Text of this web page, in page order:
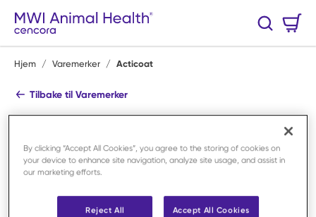
Hopp til hovedinnhold
Søk
Hjem / Varemerker / Acticoat
Tilbake til Varemerker
Acticoat Se alle produkter
Shop By Category
By clicking “Accept All Cookies”, you agree to the storing of cookies on
your device to enhance site navigation, analyze site usage, and assist in
our marketing efforts.
Reject All Accept All Cookies